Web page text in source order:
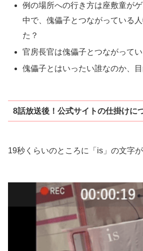
例の場所への行き方は座敷童が
中で、傀儡子とつながっている
た？
官房長官は傀儡子とつながってい
傀儡子とはいったい誰なのか、
8話放送後！公式サイトの仕掛けに
19秒くらいのところに「is」の文字